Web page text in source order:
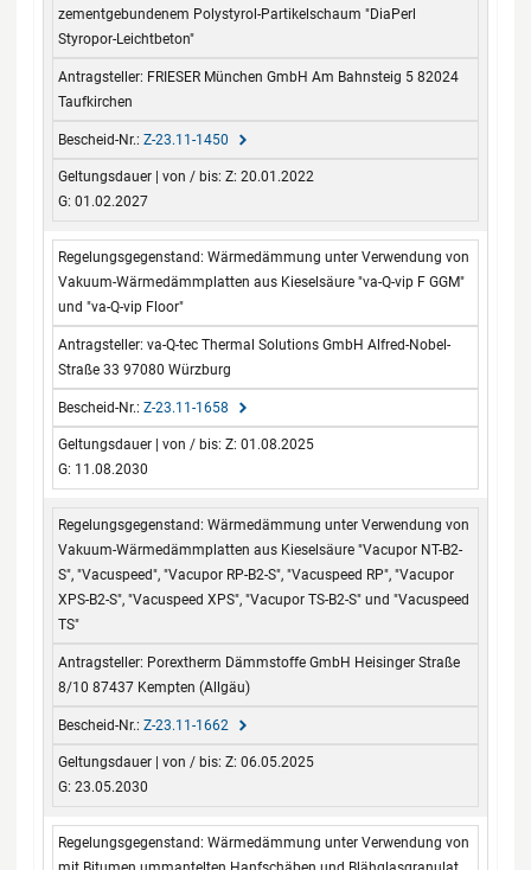
zementgebundenem Polystyrol-Partikelschaum "DiaPerl
Styropor-Leichtbeton"
FRIESER München GmbH Am Bahnsteig 5 82024
Taufkirchen
Z-23.11-1450
Z: 20.01.2022
G: 01.02.2027
Wärmedämmung unter Verwendung von
Vakuum-Wärmedämmplatten aus Kieselsäure "va-Q-vip F GGM"
und "va-Q-vip Floor"
va-Q-tec Thermal Solutions GmbH Alfred-Nobel-
Straße 33 97080 Würzburg
Z-23.11-1658
Z: 01.08.2025
G: 11.08.2030
Wärmedämmung unter Verwendung von
Vakuum-Wärmedämmplatten aus Kieselsäure "Vacupor NT-B2-
S", "Vacuspeed", "Vacupor RP-B2-S", "Vacuspeed RP", "Vacupor
XPS-B2-S", "Vacuspeed XPS", "Vacupor TS-B2-S" und "Vacuspeed
TS"
Porextherm Dämmstoffe GmbH Heisinger Straße
8/10 87437 Kempten (Allgäu)
Z-23.11-1662
Z: 06.05.2025
G: 23.05.2030
Wärmedämmung unter Verwendung von